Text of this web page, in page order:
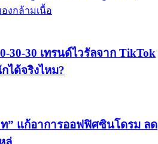
งกล้ามเนื้อ
30-30 เทรนด์ไวรัลจาก TikTok
ได้จริงไหม?
ท” แก้อาการออฟฟิศซินโดรม ลด